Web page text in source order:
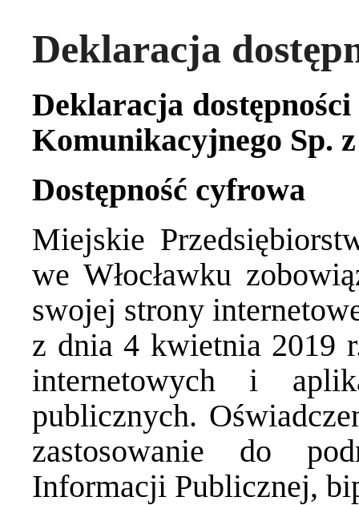
Deklaracja
Deklaracja dostępności
Komunikacyjnego Sp.
Dostępność cyfrowa
Miejskie
we Włocławku
swojej strony
z dnia 4 kwietnia 2019
internetowych i
publicznych.
zastosowanie do
Informacji Publicznej,